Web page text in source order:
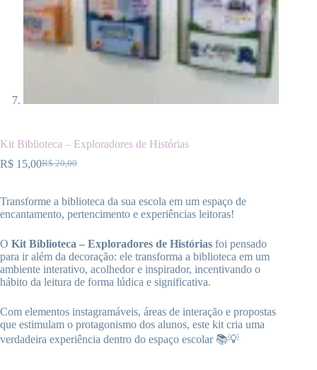
Kit Biblioteca – Exploradores de Histórias
R$20,00
O
era:
R$ 20,00.
R$ 15,00O
é:
R$ 15,00.
Transforme a biblioteca da sua escola em um espaço de
encantamento, pertencimento e experiências leitoras!
O Kit Biblioteca – Exploradores de Histórias foi pensado
para ir além da decoração: ele transforma a biblioteca em um
ambiente interativo, acolhedor e inspirador, incentivando o
hábito da leitura de forma lúdica e significativa.
Com elementos instagramáveis, áreas de interação e propostas
que estimulam o protagonismo dos alunos, este kit cria uma
verdadeira experiência dentro do espaço escolar 📚💡